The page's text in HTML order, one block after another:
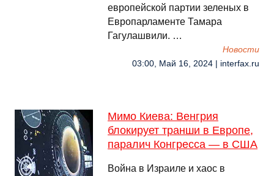
европейской партии зеленых в
Европарламенте Тамара
Гагулашвили. …
Новости
03:00, Май 16, 2024 | interfax.ru
Мимо Киева: Венгрия
блокирует транши в Европе,
паралич Конгресса — в США
Война в Израиле и хаос в